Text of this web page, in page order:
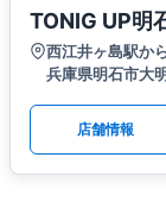
TONIG UP明
西江井ヶ島駅か
兵庫県明石市大
店舗情報